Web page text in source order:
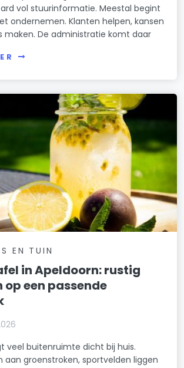
vol stuurinformatie. Meestal begint
ondernemen. Klanten helpen, kansen
maken. De administratie komt daar
EN TUIN
in Apeldoorn: rustig
een passende
veel buitenruimte dicht bij huis.
aan groenstroken, sportvelden liggen